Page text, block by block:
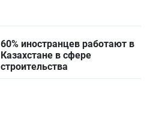
60% иностранцев работают в
Казахстане в сфере
строительства